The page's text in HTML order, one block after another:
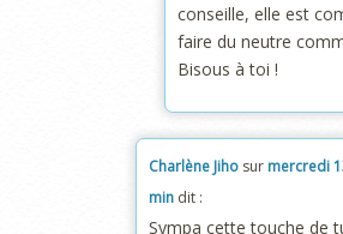
conseille, elle est
faire du neutre
Bisous à toi !
Charlène Jiho sur mercredi
min dit :
Sympa cette touche de